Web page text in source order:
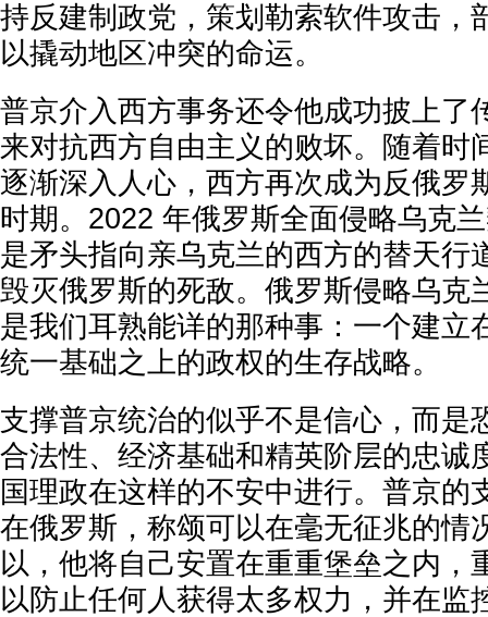
持反建制政党，策划勒索软件攻击，
以撬动地区冲突的命运。
普京介入西方事务还令他成功披上了
来对抗西方自由主义的败坏。随着时
逐渐深入人心，西方再次成为反俄罗
时期。2022 年俄罗斯全面侵略乌克
是矛头指向亲乌克兰的西方的替天行
毁灭俄罗斯的死敌。俄罗斯侵略乌克
是我们耳熟能详的那种事：一个建立
统一基础之上的政权的生存战略。
支撑普京统治的似乎不是信心，而是
合法性、经济基础和精英阶层的忠诚
国理政在这样的不安中进行。普京的
在俄罗斯，称颂可以在毫无征兆的情
以，他将自己安置在重重堡垒之内，
以防止任何人获得太多权力，并在监